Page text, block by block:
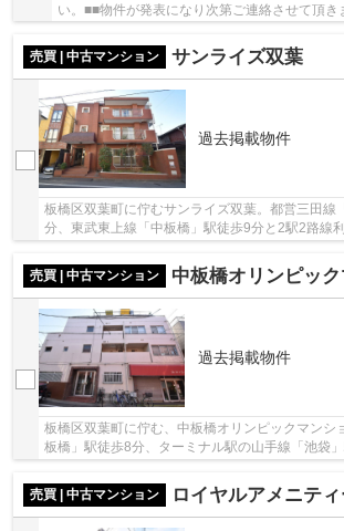
い。■■物件が発表になり次第ご連絡させて頂き
売買 | 中古マンション サンライズ双葉
過去掲載物件
板橋区双葉町に佇むサンライズ双葉。都営三田線
分、東武東上線「中板橋」駅徒歩9分と2駅2路線
売買 | 中古マンション
中板橋オリンピッ
過去掲載物件
板橋区双葉町に佇む、中板橋オリンピックマンシ
板橋」駅徒歩8分、ターミナル駅の山手線「池袋
売買 | 中古マンション
ロイヤルアメニテ